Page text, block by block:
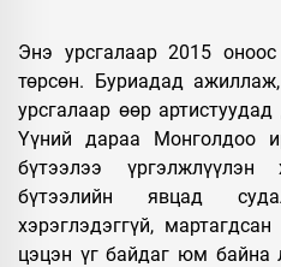
Энэ урсгалаар 2015
төрсөн. Буриадад
урсгалаар өөр
Үүний дараа Монголдоо
бүтээлээ
бүтээлийн явцад
хэрэглэдэггүй,
цэцэн үг байдаг юм